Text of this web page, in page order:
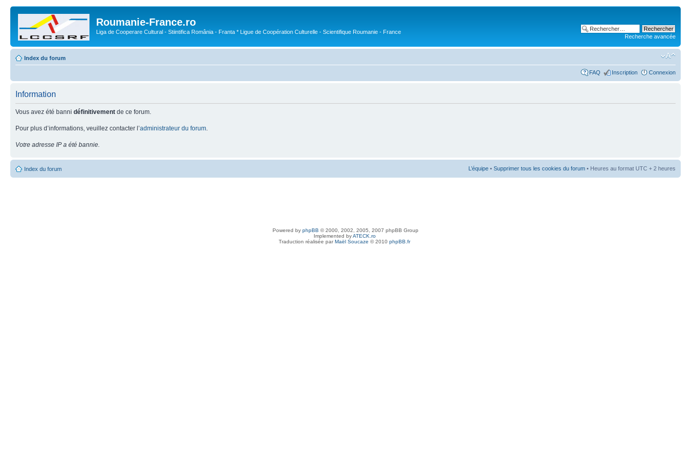
Roumanie-France.ro
Liga de Cooperare Cultural - Stiintifica România - Franta * Ligue de Coopération Culturelle - Scientifique Roumanie - France
Recherche avancée
Index du forum
FAQ Inscription Connexion
Information
Vous avez été banni définitivement de ce forum.
Pour plus d’informations, veuillez contacter l’administrateur du forum
Votre adresse IP a été bannie.
Index du forum L’équipe • Supprimer tous les cookies du forum • Heures au format UTC + 2 heures
Powered by phpBB © 2000, 2002, 2005, 2007 phpBB Group
Implemented byATECK.ro
Traduction réalisée parMaël Soucaze © 2010 phpBB.fr